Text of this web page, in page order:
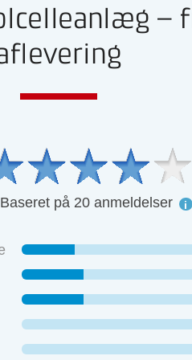
–
Baseret på 20 anmeldelser